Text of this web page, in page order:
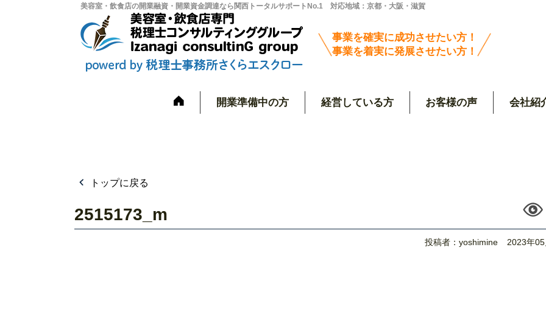
美容室・飲食店の開業融資・開業資金調達なら関西トータルサポートNo.1 対応地域：京都・大阪・滋賀
事業を確実に成功させたい方！
事業を着実に発展させたい方！
開業準備中の方 経営している方 お客様の声 会社紹
トップに戻る
2515173_m
投稿者：yoshimine 2023年